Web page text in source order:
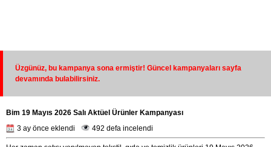
Üzgünüz, bu kampanya sona ermiştir! Güncel kampanyaları sayfa
devamında bulabilirsiniz.
Bim 19 Mayıs 2026 Salı Aktüel Ürünler Kampanyası
3 ay önce eklendi
492 defa incelendi